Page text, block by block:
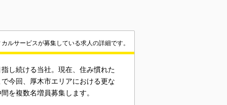
ルサービスが募集している求人の詳細です。
し続ける当社。現在、住み慣れた
今回、厚木市エリアにおける更な
を複数名増員募集します。